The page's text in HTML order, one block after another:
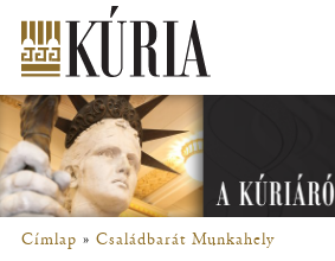
tartalomra
Főmenü
Címlap Családbarát Munkahely